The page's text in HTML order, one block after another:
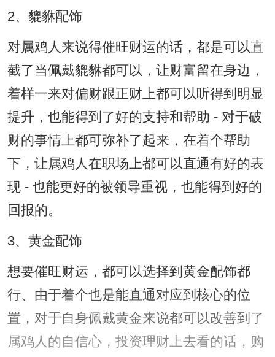
2、貔貅配饰
对属鸡人来说得催旺财运的话，都是可以直
截了当佩戴貔貅都可以，让财富留在身边，
着样一来对偏财跟正财上都可以听得到明显
提升，也能得到了好的支持和帮助 - 对于破
财的事情上都可弥补了起来，在着个帮助
下，让属鸡人在职场上都可以直通有好的表
现 - 也能更好的被领导重视，也能得到好的
回报的。
3、黄金配饰
想要催旺财运，都可以选择到黄金配饰都
行、由于着个也是能直通对应到核心的位
置，对于自身佩戴黄金来说都可以改善到了
属鸡人的自信心，投资理财上去看的话，购